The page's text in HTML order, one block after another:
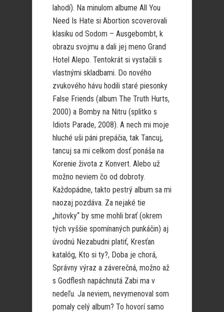
lahodí). Na minulom albume All You
Need Is Hate si Abortion scoverovali
klasiku od Sodom – Ausgebombt, k
obrazu svojmu a dali jej meno Grand
Hotel Alepo. Tentokrát si vystačili s
vlastnými skladbami. Do nového
zvukového hávu hodili staré piesonky
False Friends (album The Truth Hurts,
2000) a Bomby na Nitru (splitko s
Idiots Parade, 2008). A nech mi moje
hluché uši páni prepáčia, tak Tancuj,
tancuj sa mi celkom dosť ponáša na
Korenie života z Konvert. Alebo už
možno neviem čo od dobroty.
Každopádne, takto pestrý album sa mi
naozaj pozdáva. Za nejaké tie
„hitovky“ by sme mohli brať (okrem
tých vyššie spomínaných punkáčin) aj
úvodnú Nezabudni platiť, Kresťan
katalóg, Kto si ty?, Doba je chorá,
Správny výraz a záverečná, možno až
s Godflesh napáchnutá Zabi ma v
nedeľu. Ja neviem, nevymenoval som
pomaly celý album? To hovorí samo